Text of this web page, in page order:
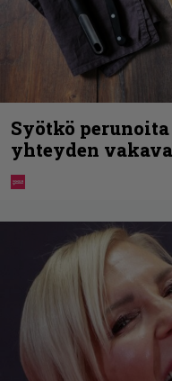
Syötkö
yhteyden